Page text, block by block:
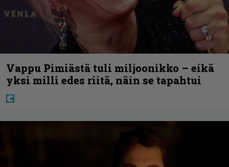
Vappu Pimiästä tuli miljoonikko – eikä
yksi milli edes riitä, näin se tapahtui